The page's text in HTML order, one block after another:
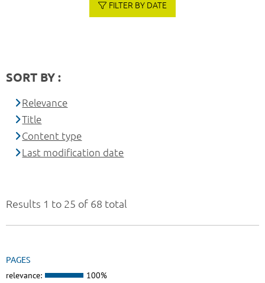
Results 1 to 25 of 68 total
PAGES
relevance: 100%
FILTER BY DATE
SORT BY :
Relevance
Title
Content type
Last modification date